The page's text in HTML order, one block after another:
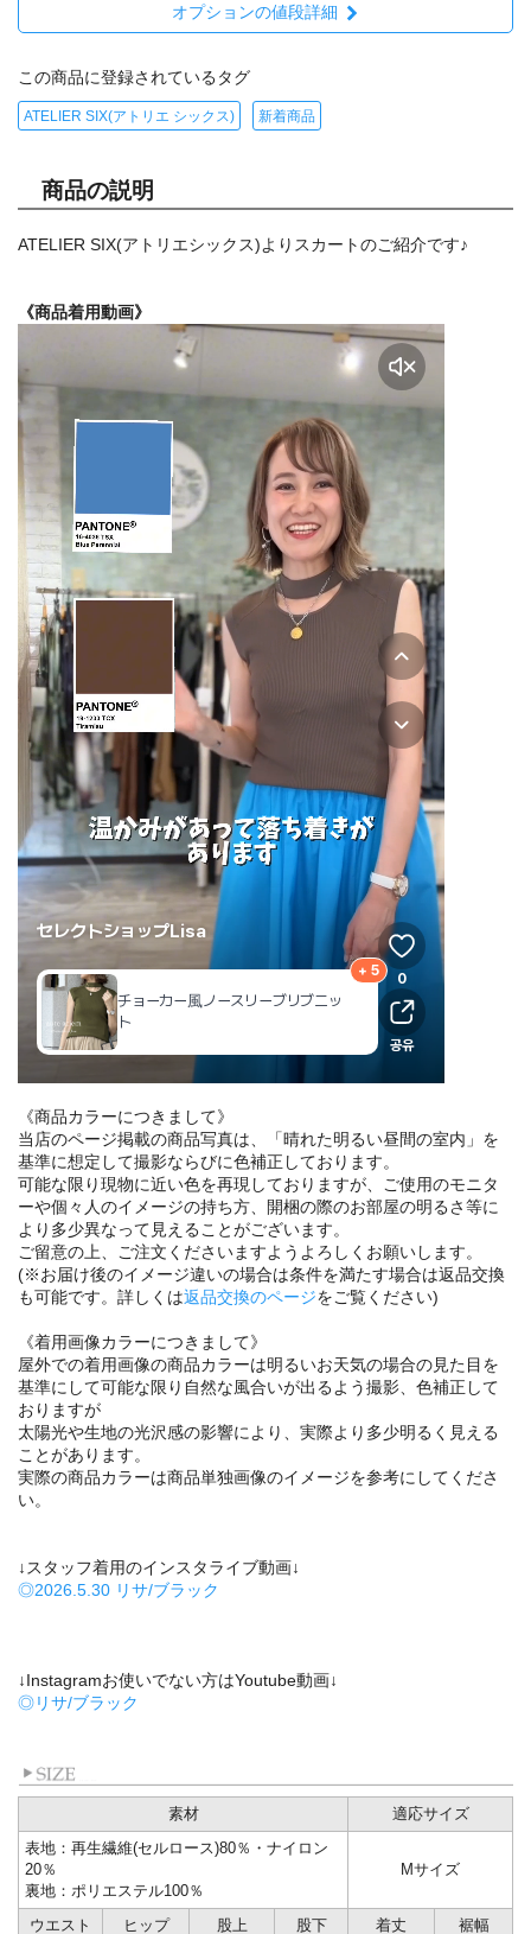
オプションの値段詳細
この商品に登録されているタグ
ATELIER SIX(アトリエ シックス) 新着商品
商品の説明
ATELIER SIX(アトリエシックス)よりスカートのご紹介です♪
《商品着用動画》
《商品カラーにつきまして》
当店のページ掲載の商品写真は、「晴れた明るい昼間の室内」を
基準に想定して撮影ならびに色補正しております。
可能な限り現物に近い色を再現しておりますが、ご使用のモニタ
ーや個々人のイメージの持ち方、開梱の際のお部屋の明るさ等に
より多少異なって見えることがございます。
ご留意の上、ご注文くださいますようよろしくお願いします。
(※お届け後のイメージ違いの場合は条件を満たす場合は返品交換
も可能です。詳しくは返品交換のページをご覧ください)
《着用画像カラーにつきまして》
屋外での着用画像の商品カラーは明るいお天気の場合の見た目を
基準にして可能な限り自然な風合いが出るよう撮影、色補正して
おりますが
太陽光や生地の光沢感の影響により、実際より多少明るく見える
ことがあります。
実際の商品カラーは商品単独画像のイメージを参考にしてくださ
い。
↓スタッフ着用のインスタライブ動画↓
◎2026.5.30 リサ/ブラック
↓Instagramお使いでない方はYoutube動画↓
◎リサ/ブラック
素材
適応サイズ
表地：再生繊維(セルロース)80％・ナイロン
20％
裏地：ポリエステル100％
Mサイズ
ウエスト ヒップ 股上 股下 着丈 裾幅